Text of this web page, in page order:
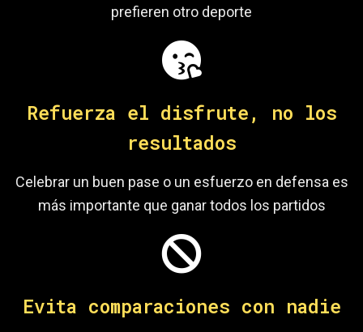
prefieren otro deporte
Refuerza el disfrute, no los
resultados
Celebrar un buen pase o un esfuerzo en defensa es
más importante que ganar todos los partidos
Evita comparaciones con nadie